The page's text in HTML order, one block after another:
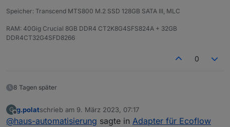
Speicher: Transcend MTS800 M.2 SSD 128GB SATA III, MLC
RAM: 40Gig Crucial 8GB DDR4 CT2K8G4SFS824A + 32GB
DDR4CT32G4SFD8266
0
8 Tagen später
G
Offline
g.polatschrieb am 9. März 2023, 07:17
zuletzt editiert von
@haus-automatisierung sagte in Adapter für Ecoflow